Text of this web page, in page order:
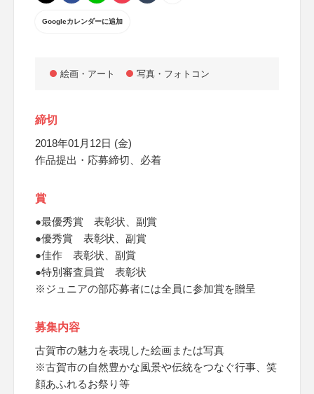
Googleカレンダーに追加
絵画・アート 写真・フォトコン
締切
2018年01月12日 (金)
作品提出・応募締切、必着
賞
●最優秀賞 表彰状、副賞
●優秀賞 表彰状、副賞
●佳作 表彰状、副賞
●特別審査員賞 表彰状
※ジュニアの部応募者には全員に参加賞を贈呈
募集内容
古賀市の魅力を表現した絵画または写真
※古賀市の自然豊かな風景や伝統をつなぐ行事、笑
顔あふれるお祭り等